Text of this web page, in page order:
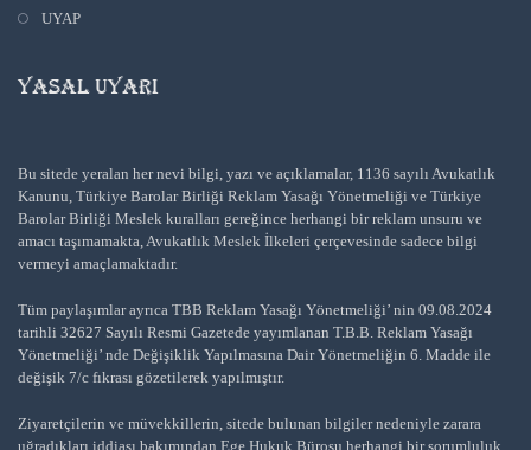
UYAP
YASAL UYARI
Bu sitede yeralan her nevi bilgi, yazı ve açıklamalar, 1136 sayılı Avukatlık
Kanunu, Türkiye Barolar Birliği Reklam Yasağı Yönetmeliği ve Türkiye
Barolar Birliği Meslek kuralları gereğince herhangi bir reklam unsuru ve
amacı taşımamakta, Avukatlık Meslek İlkeleri çerçevesinde sadece bilgi
vermeyi amaçlamaktadır.
Tüm paylaşımlar ayrıca TBB Reklam Yasağı Yönetmeliği’ nin 09.08.2024
tarihli 32627 Sayılı Resmi Gazetede yayımlanan T.B.B. Reklam Yasağı
Yönetmeliği’ nde Değişiklik Yapılmasına Dair Yönetmeliğin 6. Madde ile
değişik 7/c fıkrası gözetilerek yapılmıştır.
Ziyaretçilerin ve müvekkillerin, sitede bulunan bilgiler nedeniyle zarara
uğradıkları iddiası bakımından Ege Hukuk Bürosu herhangi bir sorumluluk